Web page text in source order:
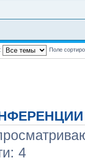
Поле
4